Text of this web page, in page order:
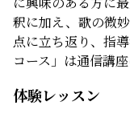
釈に加え、歌の微
点に立ち返り、指
コース」は通信講
体験レッスン